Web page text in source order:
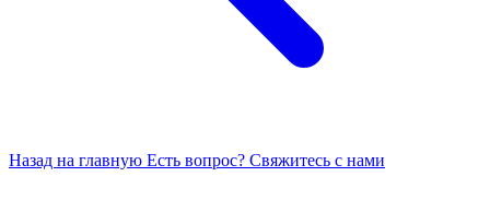
Назад на главную Есть вопрос? Свяжитесь с нами